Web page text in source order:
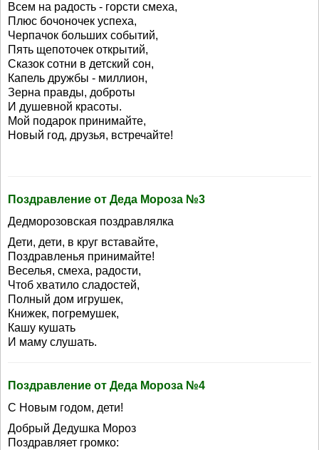
Всем на радость - горсти смеха,
Плюс бочоночек успеха,
Черпачок больших событий,
Пять щепоточек открытий,
Сказок сотни в детский сон,
Капель дружбы - миллион,
Зерна правды, доброты
И душевной красоты.
Мой подарок принимайте,
Новый год, друзья, встречайте!
Поздравление от Деда Мороза №3
Дедморозовская поздравлялка
Дети, дети, в круг вставайте,
Поздравленья принимайте!
Веселья, смеха, радости,
Чтоб хватило сладостей,
Полный дом игрушек,
Книжек, погремушек,
Кашу кушать
И маму слушать.
Поздравление от Деда Мороза №4
С Новым годом, дети!
Добрый Дедушка Мороз
Поздравляет громко: